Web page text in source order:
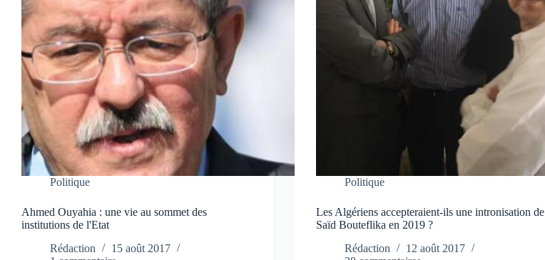
Politique
Ahmed Ouyahia : une vie au sommet des
institutions de l'Etat
Rédaction
15 août 2017
Politique
Les Algériens accepteraient-ils une intronisation de
Saïd Bouteflika en 2019 ?
Rédaction
12 août 2017